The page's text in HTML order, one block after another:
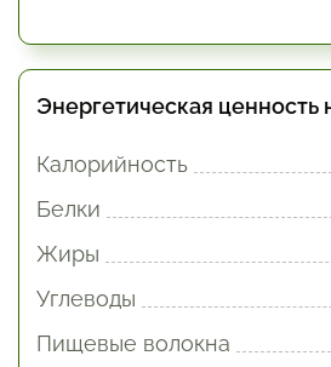
Энергетическая ценность
Калорийность
Белки
Жиры
Углеводы
Пищевые волокна